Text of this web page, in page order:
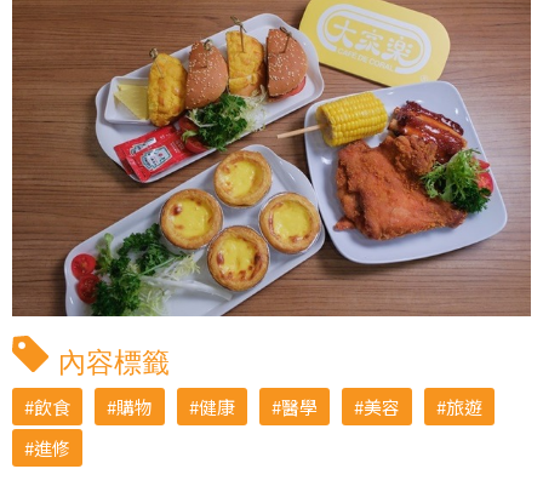
內容標籤
飲食 購物 健康 醫學 美容
旅遊
進修